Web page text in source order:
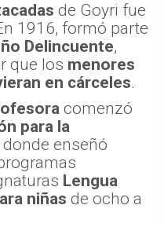
de Goyri fue
1916, formó parte
Delincuente,
que los menores
en cárceles.
comenzó
para la
donde enseñó
Lengua
niñas de ocho a